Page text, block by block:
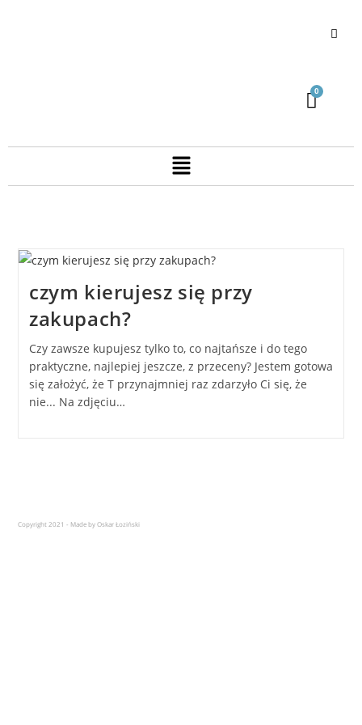
czym kierujesz się przy
zakupach?
Czy zawsze kupujesz tylko to, co najtańsze i do tego
praktyczne, najlepiej jeszcze, z przeceny? Jestem gotowa
się założyć, że T przynajmniej raz zdarzyło Ci się, że
nie... Na zdjęciu…
Copyright 2021 - Made by Oskar Łoziński